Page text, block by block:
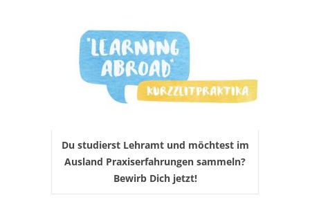
Du studierst Lehramt und möchtest im
Ausland Praxiserfahrungen sammeln?
Bewirb Dich jetzt!